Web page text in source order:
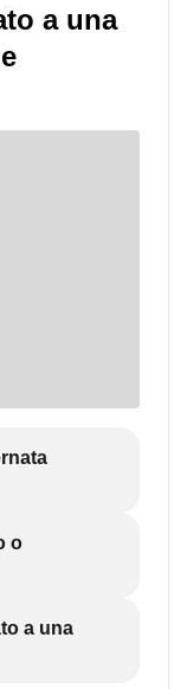
a una
o
a una